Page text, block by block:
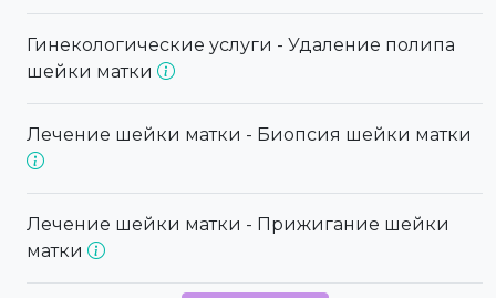
Гинекологические услуги - Удаление полипа
шейки матки
Лечение шейки матки - Биопсия шейки матки
Лечение шейки матки - Прижигание шейки
матки